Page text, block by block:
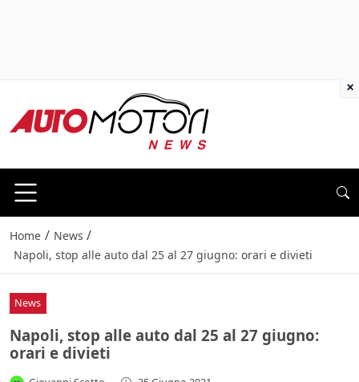
Home / News /
Napoli, stop alle auto dal 25 al 27 giugno: orari e divieti
News
Napoli, stop alle auto dal 25 al 27 giugno:
orari e divieti
×